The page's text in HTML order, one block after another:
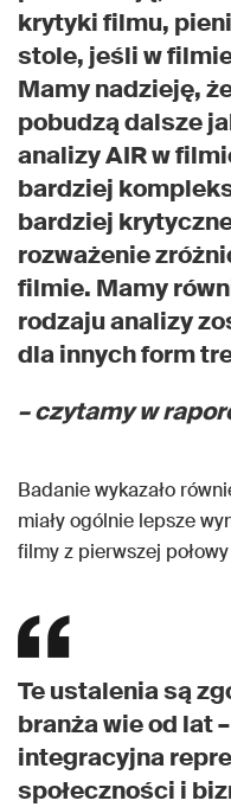
krytyki filmu,
stole, jeśli w
Mamy nadzieję,
pobudzą dalsze
analizy AIR w
bardziej
bardziej
rozważenie
filmie. Mamy
rodzaju analizy
dla innych form
– czytamy w
Badanie wykazało
miały ogólnie lepsze
filmy z pierwszej
Te ustalenia są
branża wie od lat
integracyjna
społeczności i